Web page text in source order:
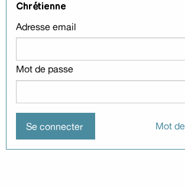
Chrétienne
Adresse email
Mot de passe
Mot